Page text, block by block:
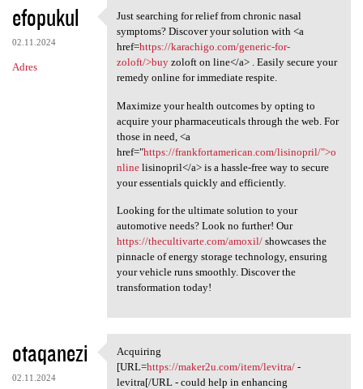
efopukul
02.11.2024
Adres
Just searching for relief
Just searching for relief from chronic nasal
symptoms? Discover your solution with <a
href=https://karachigo.com/generic-for-
zoloft/>buyzoloft on line</a> . Easily secure your
remedy online for immediate respite.
Maximize your health outcomes by opting to
acquire your pharmaceuticals through the web. For
those in need, <a
href="https://frankfortamerican.com/lisinopril/">o
nlinelisinopril</a> is a hassle-free way to secure
your essentials quickly and efficiently.
Looking for the ultimate solution to your
automotive needs? Look no further! Our
https://thecultivarte.com/amoxil/showcases the
pinnacle of energy storage technology, ensuring
your vehicle runs smoothly. Discover the
transformation today!
otaqanezi
02.11.2024
Acquiring [URL=https:/
Acquiring
[URL=https://maker2u.com/item/levitra/-
levitra[/URL - could help in enhancing